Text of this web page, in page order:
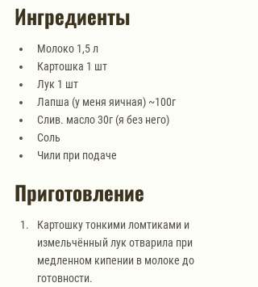
Ингредиенты
Молоко 1,5 л
Картошка 1 шт
Лук 1 шт
Лапша (у меня яичная) ~100г
Слив. масло 30г (я без него)
Соль
Чили при подаче
Приготовление
Картошку тонкими ломтиками и
измельчённый лук отварила при
медленном кипении в молоке до
готовности.